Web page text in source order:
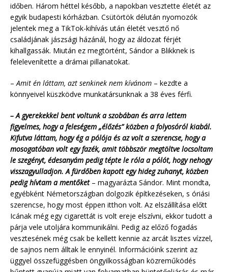
időben. Három héttel később, a napokban vesztette életét az
egyik budapesti kórházban. Csütörtök délután nyomozók
jelentek meg a TikTok-kihívás után életét vesztő nő
családjának jászsági házánál, hogy az áldozat férjét
kihallgassák. Miután ez megtörtént, Sándor a Blikknek is
felelevenítette a drámai pillanatokat.
–Amit én láttam, azt senkinek nem kívánom – kezdte a
könnyeivel küszködve munkatársunknak a 38 éves férfi.
– A gyerekekkel bent voltunk a szobában és arra lettem
figyelmes, hogy a feleségem „élőzés” közben a folyosóról kiabál.
Kifutva láttam, hogy ég a pólója és az volt a szerencse, hogy a
mosogatóban volt egy fazék, amit többször megtöltve locsoltam
le szegényt, édesanyám pedig tépte le róla a pólót, hogy nehogy
visszagyulladjon. A fürdőben kapott egy hideg zuhanyt, közben
pedig hívtam a mentőket– magyarázta Sándor. Mint mondta,
egyébként Németországban dolgozik építkezéseken, s óriási
szerencse, hogy most éppen itthon volt. Az elszállítása előtt
Icának még egy cigarettát is volt ereje elszívni, ekkor tudott a
párja vele utoljára kommunikálni. Pedig az előző fogadás
vesztesének még csak be kellett kennie az arcát lisztes vízzel,
de sajnos nem álltak le ennyinél. Információink szerint az
üggyel összefüggésben öngyilkosságban közreműködés